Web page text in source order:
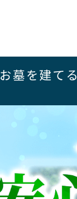
お墓を建てる